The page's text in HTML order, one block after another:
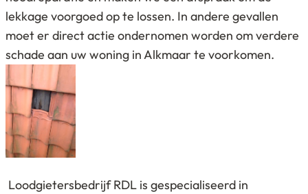
lekkage voorgoed op te lossen. In andere gevallen
moet er direct actie ondernomen worden om verdere
schade aan uw woning in Alkmaar te voorkomen.
Loodgietersbedrijf RDL is gespecialiseerd in